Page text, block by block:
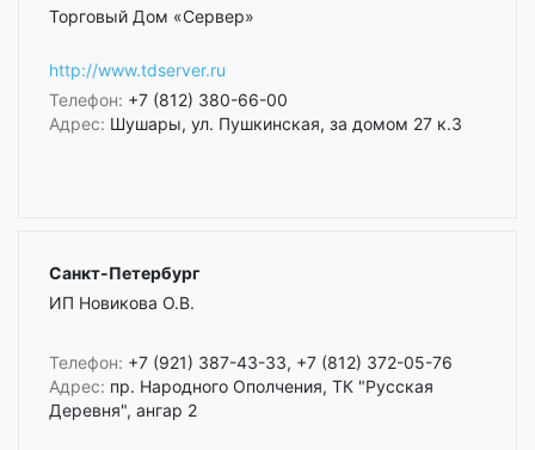
Торговый Дом «Сервер»
http://www.tdserver.ru
Телефон: +7 (812) 380-66-00
Адрес: Шушары, ул. Пушкинская, за домом 27 к.3
Санкт-Петербург
ИП Новикова О.В.
Телефон: +7 (921) 387-43-33, +7 (812) 372-05-76
Адрес: пр. Народного Ополчения, ТК "Русская
Деревня", ангар 2